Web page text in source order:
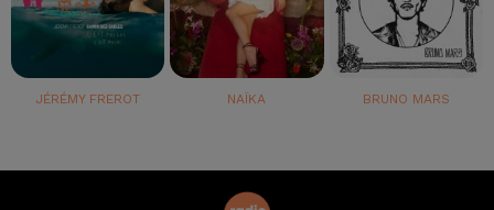
JÉRÉMY FREROT NAÏKA BRUNO MARS